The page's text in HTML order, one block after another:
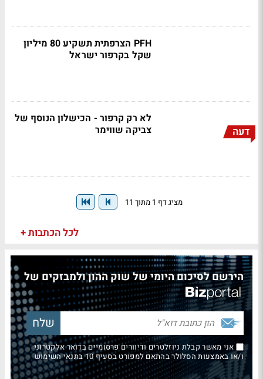
PFH הצרפתית תשקיע 80 מיליון
שקל בקרפור ישראל
דעה
לא רק קרפור - הכישלון הנוסף של
צביקה שווימר
מציג דף 1 מתוך 11
לכל הכתבות +
הירשם לסיכום היומי של שוק ההון ולמבזקים של
אני מאשר קבלת ניוזלטרים ודיוורים פרסומיים בדואר אלקטרוני
ו/או באמצעות הסלולר בהתאם למפורט בסעיף 10 בתנאי השימוש